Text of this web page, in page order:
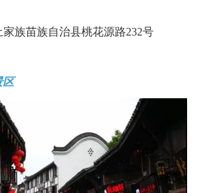
族苗族自治县桃花源路232号
区